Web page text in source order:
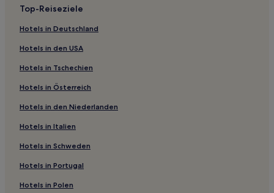
Top-Reiseziele
Hotels in Deutschland
Hotels in den USA
Hotels in Tschechien
Hotels in Österreich
Hotels in den Niederlanden
Hotels in Italien
Hotels in Schweden
Hotels in Portugal
Hotels in Polen